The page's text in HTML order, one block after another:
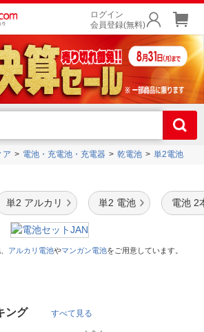
ログイン
会員登録(無料)
ア 電池・充電池・充電器 乾電池 単2電池
単2 アルカリ 単2 電池 電池 2
アルカリ電池やマンガン電池をご用意しています。
ング すべて見る